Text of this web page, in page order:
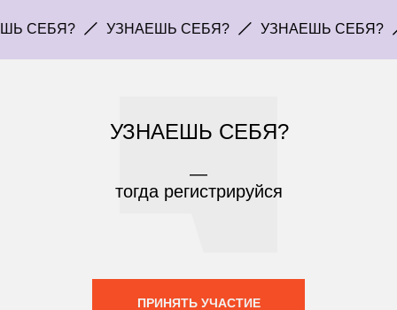
УЗНАЕШЬ СЕБЯ? УЗНАЕШЬ СЕБЯ?
—
тогда регистрируйся
ПРИНЯТЬ УЧАСТИЕ
УЗНАЕШЬ СЕБЯ?